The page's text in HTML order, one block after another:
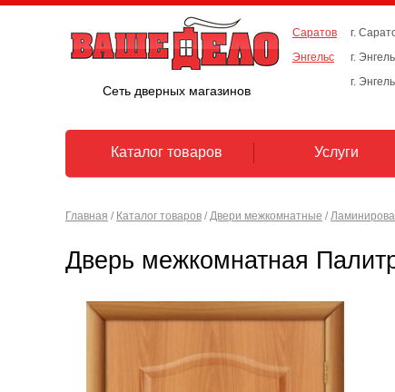
Главная / Каталог товаров / Двери межкомнатные /
Дверь межкомнатная
Сеть дверных магазинов
Саратов
Энгельс
г.
г.
г.
Каталог товаров Услуги